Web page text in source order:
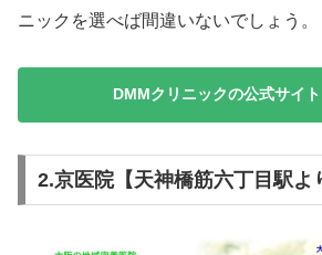
ニックを選べば間違いないでしょう。
DMMクリニックの公式サイ
2.京医院【天神橋筋六丁目駅よ